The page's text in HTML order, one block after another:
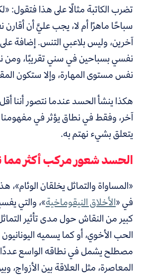
تضرب الكاتبة مثالًا على هذا فتقول:
سباحًا ماهرًا أم لا، يجب عليَّ أن
آخرين، وليس بلاعبي التنس. إضافة
نفسي بسباحين في سني تقريبًا،
نفس مستوى المهارة، وإلا ستكون
هكذا ينشأ الحسد عندما نتصور أننا
آخر، وفقط في نطاق يؤثر في مفهومنا
يتعلق بشيء نهتم به.
الحسد شعور مركب أكثر مما
«المساواة والتماثل يخلقان الوئام»،
في «الأخلاق النيقوماخية»، والتي
كبير من النقاش حول مدى تأثير
مصطلح يشمل في نطاقه الواسع
المعاصرة، مثل العلاقة بين الأزواج، وبين